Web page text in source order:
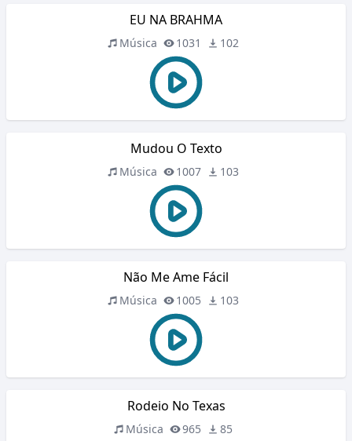
EU NA BRAHMA
Música 1031 102
Mudou O Texto
Música 1007 103
Não Me Ame Fácil
Música 1005 103
Rodeio No Texas
Música 965 85